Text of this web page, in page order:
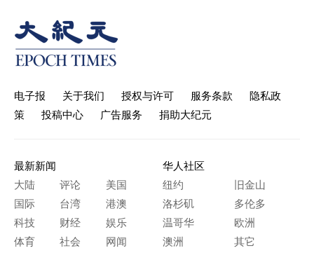
电子报 关于我们 授权与许可 服务条款
隐私政
策
投稿中心 广告服务 捐助大纪元
最新新闻
大陆
评论
美国
国际
台湾
港澳
科技
财经
娱乐
体育
社会 网闻
华人社区
纽约
旧金山
洛杉矶
多伦多
温哥华
欧洲
澳洲
其它